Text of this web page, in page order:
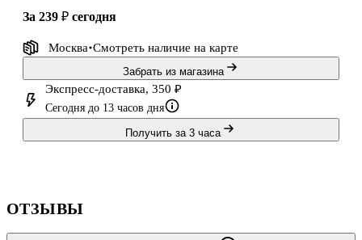
за 239 ₽ сегодня
Москва Смотреть наличие на карте
Забрать из магазина
Экспресс-доставка, 350 ₽
Сегодня до 13 часов дня
Получить за 3 часа
ОТЗЫВЫ